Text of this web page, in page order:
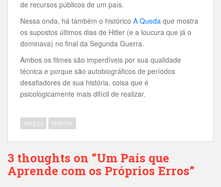
de recursos públicos de um país.
Nessa onda, há também o histórico A Queda que mostra
os supostos últimos dias de Hitler (e a loucura que já o
dominava) no final da Segunda Guerra.
Ambos os filmes são imperdíveis por sua qualidade
técnica e porque são autobiográficos de períodos
desafiadores de sua história, coisa que é
psicologicamente mais difícil de realizar.
lang:pt tech:no
3 thoughts on “Um País que
Aprende com os Próprios Erros”